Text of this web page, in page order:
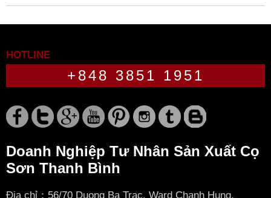
HOTLINE
+848 3851 1951
Doanh Nghiệp Tư Nhân Sản Xuất Cọ
Sơn Thanh Bình
Địa chỉ：56/70 Duong Ba Trac, Ward Chanh Hung,